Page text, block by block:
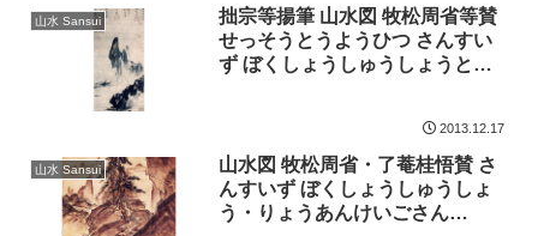
jpssesh33
山水 Sansui
拙宗等揚筆 山水図 牧松周省等賛
せっそうとうようひつ さんすい
ず ぼくしょうしゅうしょうとう
Bokusyosyusyo Us has
entered. 雪舟 Sesshu jpssesh32
2013.12.17
山水 Sansui
山水図 牧松周省・了菴桂悟賛 さ
んすいず ぼくしょうしゅうしょ
う・りょうあんけいごさん